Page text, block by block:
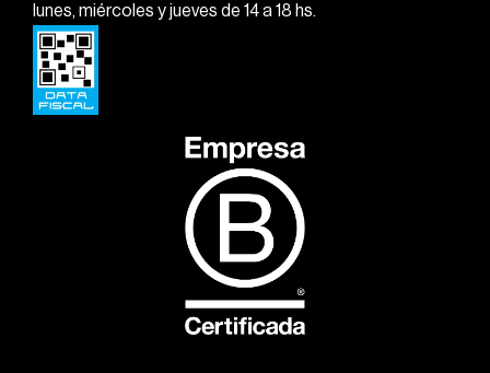
lunes, miércoles y jueves de 14 a 18 hs.